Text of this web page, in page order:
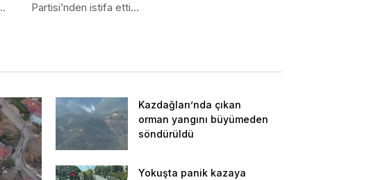
Partisi’nden istifa etti...
Kazdağları’nda çıkan
orman yangını büyümeden
söndürüldü
Yokuşta panik kazaya